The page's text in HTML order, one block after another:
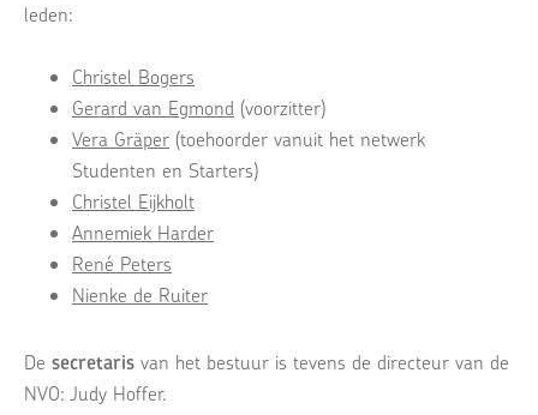
leden:
Christel Bogers
Gerard van Egmond (voorzitter)
Vera Gräper (toehoorder vanuit het netwerk
Studenten en Starters)
Christel Eijkholt
Annemiek Harder
René Peters
Nienke de Ruiter
De secretaris van het bestuur is tevens de directeur van de
NVO: Judy Hoffer.